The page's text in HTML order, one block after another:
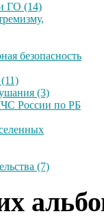
ГО (14)
безопасность
(3)
России по РБ
(7)